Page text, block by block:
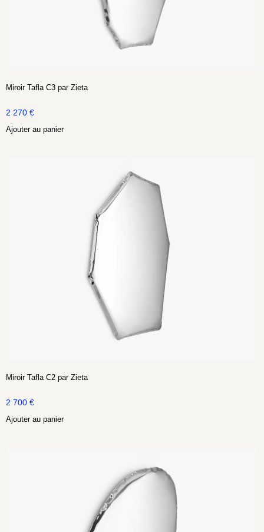
Miroir Tafla C3 par Zieta
2 270 €
Ajouter au panier
Miroir Tafla C2 par Zieta
2 700 €
Ajouter au panier